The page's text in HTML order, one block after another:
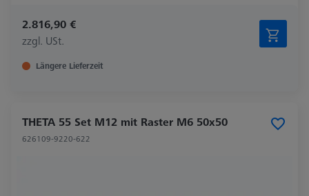
2.816,90 €
zzgl. USt.
Längere Lieferzeit
THETA 55 Set M12 mit Raster M6 50x50
626109-9220-622